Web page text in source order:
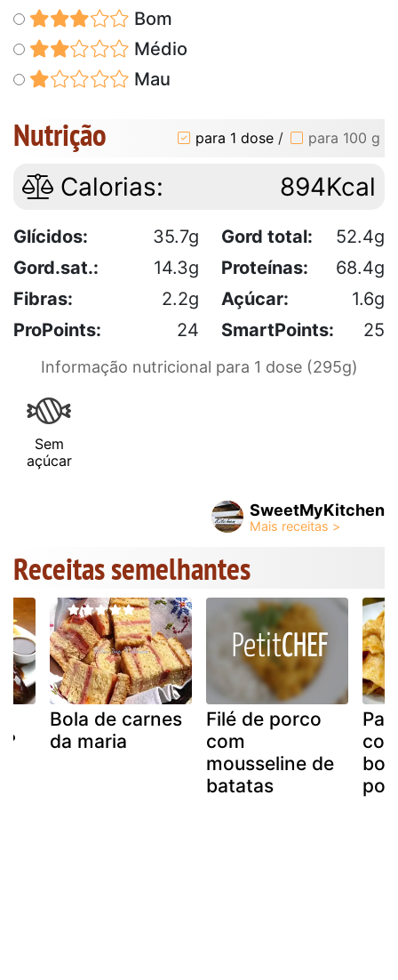
Bom
Médio
Mau
Nutrição para 1 dose / para 100 g
Calorias: 894Kcal
Glícidos: 35.7g Gord total:
52.4g
Gord.sat.:
14.3g Proteínas:
68.4g
Fibras:
2.2g Açúcar:
1.6g
ProPoints:
24 SmartPoints: 25
Informação nutricional para 1 dose (295g)
Sem
açúcar
SweetMyKitchen
Receitas semelhantes
?
Bola de carnes
da maria
Filé de porco
com
mousseline de
batatas